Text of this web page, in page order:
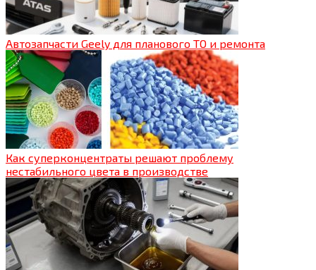
Автозапчасти Geely для планового ТО и ремонта
Как суперконцентраты решают проблему
нестабильного цвета в производстве